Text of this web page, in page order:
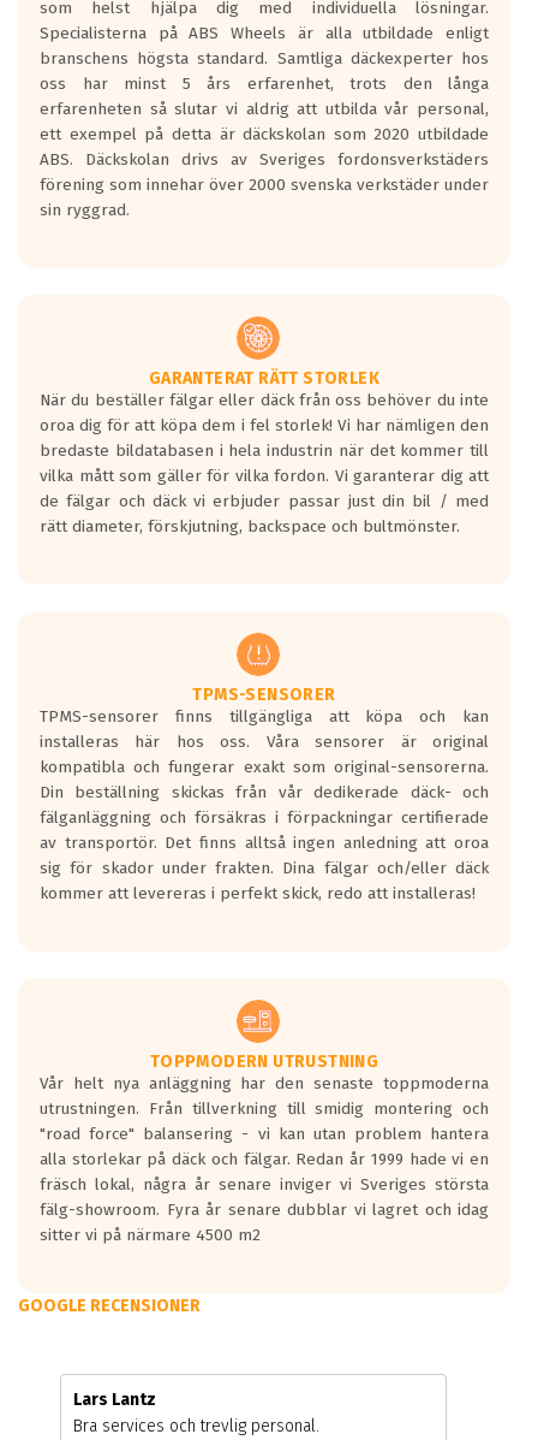
den kortaste bromssträckan och F är den
längsta.
Inga D eller G betyg delas ut för
personbilar och lätta lastbilar.
Betyget sätts efter ett test där däcken
skall bromsa in på en väg där det ligger
0.5-1.5 mm vatten.
I 80km/h kommer skillnaden på
Vid körning i över 50km/h brukar
rullmotståndets ljud överträffa
motorljudet.
På däckmärkningen kommer det finnas
en symbol av ett däck med vågar. Hög
bullernivå markeras med svarta vågor
medans de vita vågorna påvisar om det är
ett tyst däck.
regelverket som introduceras år 2016.
Ett däck med två svarta vågor är redan
godkända för år 2016 nya regelverk.
Ett däck med en svart våg kommer vara
minst tre decibel tystare än det
regelverk som börjar gälla 2016.
som helst hjälpa dig med individuella lösningar.
Specialisterna på ABS Wheels är alla utbildade enligt
branschens högsta standard. Samtliga däckexperter hos
oss har minst 5 års erfarenhet, trots den långa
erfarenheten så slutar vi aldrig att utbilda vår personal,
ett exempel på detta är däckskolan som 2020 utbildade
ABS. Däckskolan drivs av Sveriges fordonsverkstäders
förening som innehar över 2000 svenska verkstäder under
sin ryggrad.
GARANTERAT RÄTT STORLEK
När du beställer fälgar eller däck från oss behöver du inte
oroa dig för att köpa dem i fel storlek! Vi har nämligen den
bredaste bildatabasen i hela industrin när det kommer till
vilka mått som gäller för vilka fordon. Vi garanterar dig att
de fälgar och däck vi erbjuder passar just din bil / med
rätt diameter, förskjutning, backspace och bultmönster.
TPMS-SENSORER
TPMS-sensorer finns tillgängliga att köpa och kan
installeras här hos oss. Våra sensorer är original
kompatibla och fungerar exakt som original-sensorerna.
Din beställning skickas från vår dedikerade däck- och
fälganläggning och försäkras i förpackningar certifierade
av transportör. Det finns alltså ingen anledning att oroa
sig för skador under frakten. Dina fälgar och/eller däck
kommer att levereras i perfekt skick, redo att installeras!
TOPPMODERN UTRUSTNING
Vår helt nya anläggning har den senaste toppmoderna
utrustningen. Från tillverkning till smidig montering och
"road force" balansering - vi kan utan problem hantera
alla storlekar på däck och fälgar. Redan år 1999 hade vi en
fräsch lokal, några år senare inviger vi Sveriges största
fälg-showroom. Fyra år senare dubblar vi lagret och idag
sitter vi på närmare 4500 m2
GOOGLE RECENSIONER
Lars Lantz
Bra services och trevlig personal.